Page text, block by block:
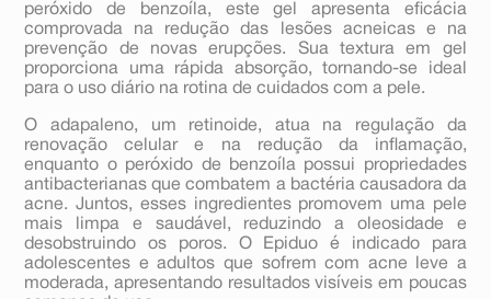
peróxido de benzoíla, este gel apresenta eficácia
comprovada na redução das lesões acneicas e na
prevenção de novas erupções. Sua textura em gel
proporciona uma rápida absorção, tornando-se ideal
para o uso diário na rotina de cuidados com a pele.
O adapaleno, um retinoide, atua na regulação da
renovação celular e na redução da inflamação,
enquanto o peróxido de benzoíla possui propriedades
antibacterianas que combatem a bactéria causadora da
acne. Juntos, esses ingredientes promovem uma pele
mais limpa e saudável, reduzindo a oleosidade e
desobstruindo os poros. O Epiduo é indicado para
adolescentes e adultos que sofrem com acne leve a
moderada, apresentando resultados visíveis em poucas